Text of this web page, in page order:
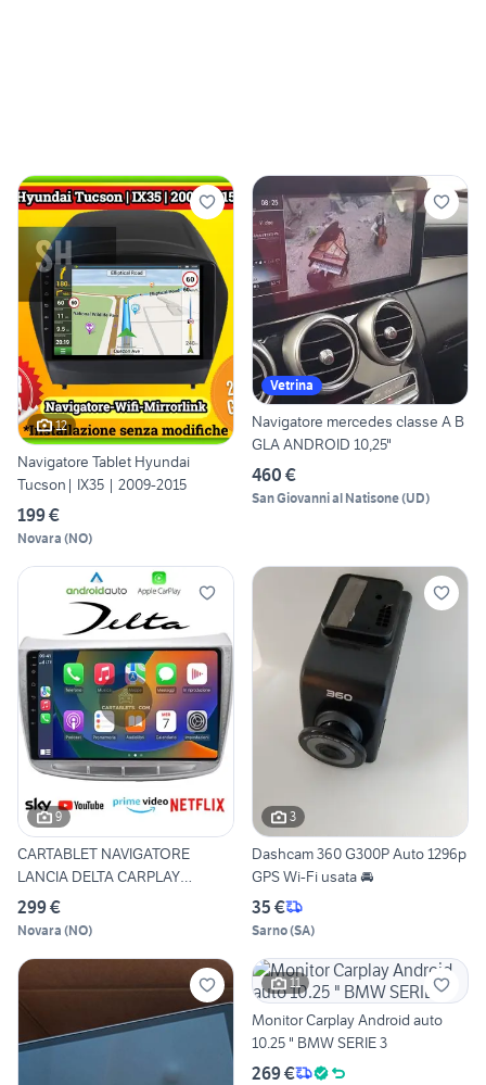
12
Navigatore Tablet Hyundai
Tucson| IX35 | 2009-2015
199 €
Novara (NO)
Vetrina
Navigatore mercedes classe A B
GLA ANDROID 10,25"
460 €
San Giovanni al Natisone(UD)
9
CARTABLET NAVIGATORE
LANCIA DELTA CARPLAY
ANDROID
299 €
Novara (NO)
3
Dashcam 360 G300P Auto 1296p
GPS Wi-Fi usata 🚘
35 €
Sarno(SA)
11
Monitor Carplay Android auto
10.25 " BMW SERIE 3
269 €